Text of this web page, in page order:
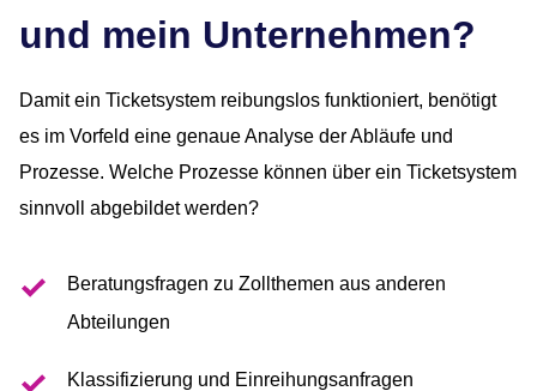
und mein Unternehmen?
Damit ein Ticketsystem reibungslos funktioniert, benötigt
es im Vorfeld eine genaue Analyse der Abläufe und
Prozesse. Welche Prozesse können über ein Ticketsystem
sinnvoll abgebildet werden?
Beratungsfragen zu Zollthemen aus anderen
Abteilungen
Klassifizierung und Einreihungsanfragen